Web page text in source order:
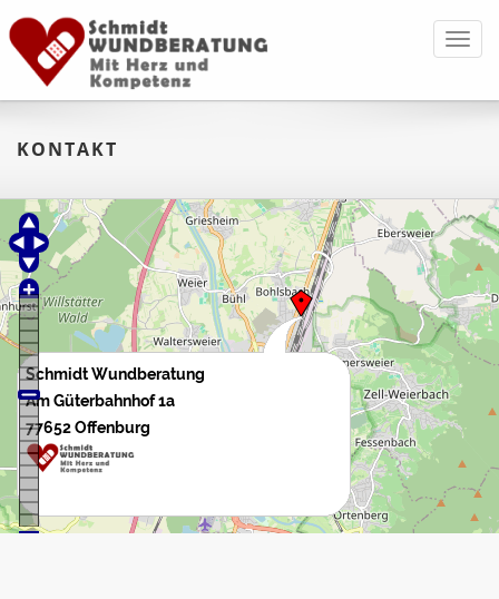
KONTAKT
Schmidt Wundberatung
Am Güterbahnhof 1a
77652 Offenburg